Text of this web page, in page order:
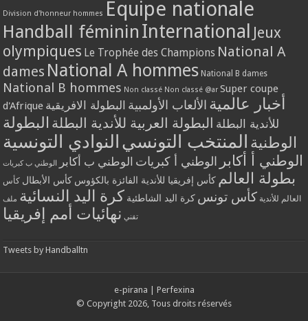
Division d'honneur hommes Equipe nationale
Handball féminin International
Jeux
olympiques Le Trophée des Champions National A
dames National A hommes National B dames
National B hommes Non classé Non classé @ar Super coupe
d'Afrique
أخبار عالمية الألعاب الأولمبية البطولة الافريقية
للأندية البطلة البطولة العربية للأندية البطلة البطولة
الوطنية المنتخب التونسي النوادي التونسية
الوطني أ أكابر الوطني أ كبريات الوطني ب أكابر الوطني ب كبريات
بطولة العالم كأس إفريقيا للأندية الفائزة بالكؤوس كأس الأبطال كأس
العالم للأندية كأس تونس كرة اليد الشاطئية كرة اليد النسائية ملف
تقني نهائيات أمم إفريقيا
Tweets by Handballtn
e-pirana
Perfexina
© Copyright 2026, Tous droits réservés